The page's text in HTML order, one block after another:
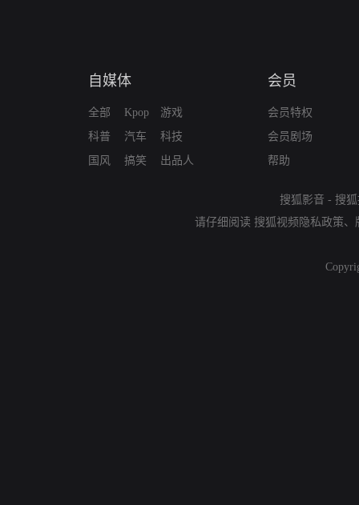
自媒体
全部
科普
国风
Kpop
汽车
搞笑
游戏
科技
出品人
会员
会员特权
会员剧场
帮助
搜狐影音 - 搜
请仔细阅读 搜狐视频隐私政策、